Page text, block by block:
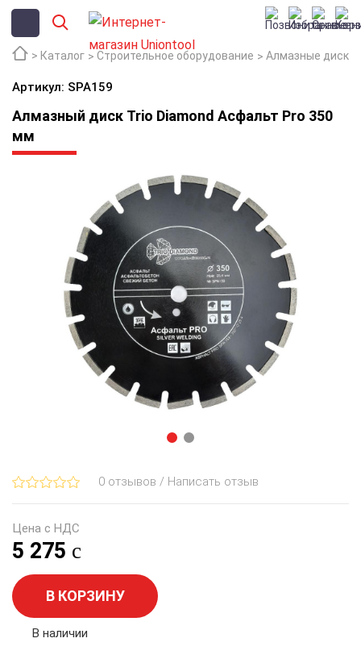
Каталог Строительное оборудование Алмазные диски
Артикул: SPA159
Алмазный диск Trio Diamond Асфальт Pro 350
мм
0 отзывов / Написать отзыв
Цена с НДС
5 275
В КОРЗИНУ
В наличии